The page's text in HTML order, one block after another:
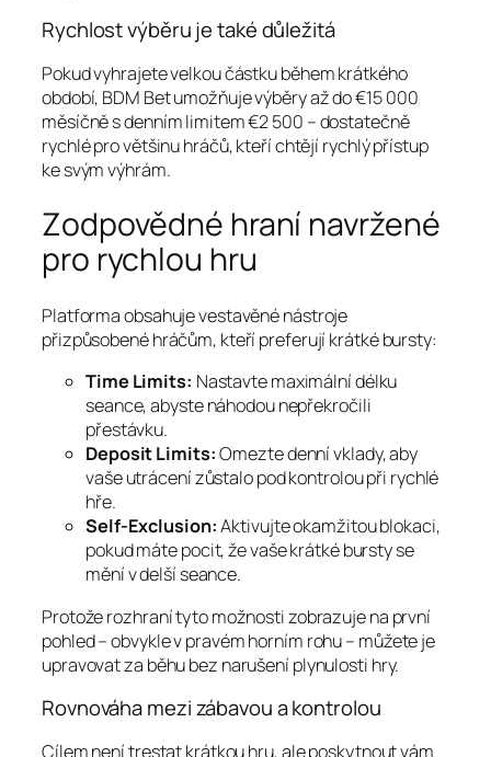
Rychlost výběru je také důležitá
Pokud vyhrajete velkou částku během krátkého
období, BDM Bet umožňuje výběry až do €15 000
měsíčně s denním limitem €2 500 – dostatečně
rychlé pro většinu hráčů, kteří chtějí rychlý přístup
ke svým výhrám.
Zodpovědné hraní navržené
pro rychlou hru
Platforma obsahuje vestavěné nástroje
přizpůsobené hráčům, kteří preferují krátké bursty:
Time Limits: Nastavte maximální délku
seance, abyste náhodou nepřekročili
přestávku.
Deposit Limits:Omezte denní vklady, aby
vaše utrácení zůstalo pod kontrolou při rychlé
hře.
Self‑Exclusion:Aktivujte okamžitou blokaci,
pokud máte pocit, že vaše krátké bursty se
mění v delší seance.
Protože rozhraní tyto možnosti zobrazuje na první
pohled – obvykle v pravém horním rohu – můžete je
upravovat za běhu bez narušení plynulosti hry.
Rovnováha mezi zábavou a kontrolou
Cílem není trestat krátkou hru, ale poskytnout vám